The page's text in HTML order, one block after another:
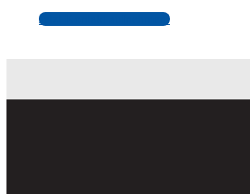
Jetzt Kontakt aufnehmen!